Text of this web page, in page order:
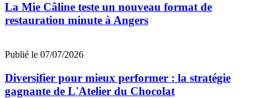
La Mie Câline teste un nouveau format de
restauration minute à Angers
Publié le 07/07/2026
Diversifier pour mieux performer : la stratégie
gagnante de L'Atelier du Chocolat